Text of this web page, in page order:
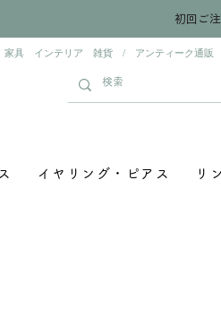
初回ご
家具 インテリア 雑貨 / アンティーク通販
イヤリング・ピアス リ